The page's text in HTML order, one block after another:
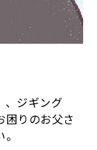
、ジギング
困りのお父さ